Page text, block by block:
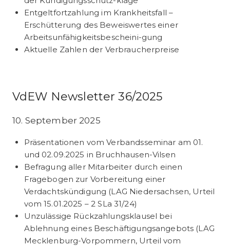
Entgeltfortzahlung im Krankheitsfall –
Erschütterung des Beweiswertes einer
Arbeitsunfähigkeitsbescheini-gung
Aktuelle Zahlen der Verbraucherpreise
VdEW Newsletter 36/2025
10. September 2025
Präsentationen vom Verbandsseminar am 01.
und 02.09.2025 in Bruchhausen-Vilsen
Befragung aller Mitarbeiter durch einen
Fragebogen zur Vorbereitung einer
Verdachtskündigung (LAG Niedersachsen, Urteil
vom 15.01.2025 – 2 SLa 31/24)
Unzulässige Rückzahlungsklausel bei
Ablehnung eines Beschäftigungsangebots (LAG
Mecklenburg-Vorpommern, Urteil vom